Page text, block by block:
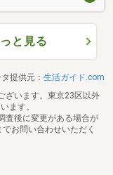
と見る
提供元： 生活ガイド.com
ざいます。東京23区以外
ます。
査後に変更がある場合が
お問い合わせいただく